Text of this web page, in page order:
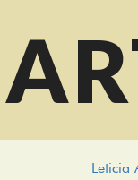
Leticia